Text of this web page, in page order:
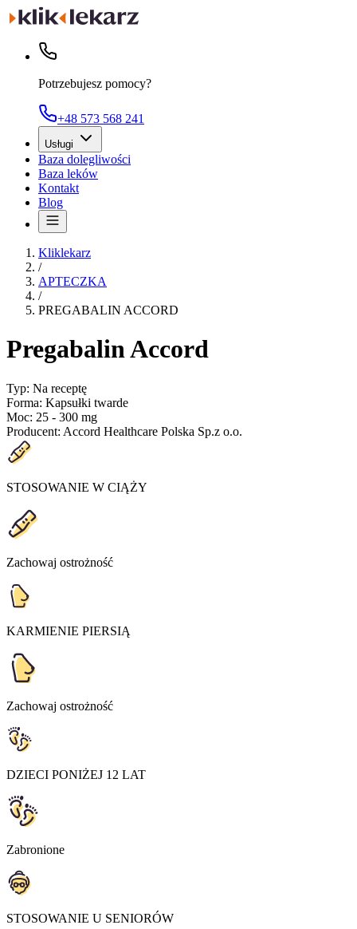
Potrzebujesz pomocy?
+48 573 568 241
Usługi
Baza dolegliwości
Baza leków
Kontakt
Blog
Kliklekarz
/
APTECZKA
/
PREGABALIN ACCORD
Pregabalin Accord
Typ: Na receptę
Forma: Kapsułki twarde
Moc: 25 - 300 mg
Producent: Accord Healthcare Polska Sp.z o.o.
STOSOWANIE W CIĄŻY
Zachowaj ostrożność
KARMIENIE PIERSIĄ
Zachowaj ostrożność
DZIECI PONIŻEJ 12 LAT
Zabronione
STOSOWANIE U SENIORÓW